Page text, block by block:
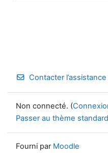
Contacter
Non connecté. (
Passer au thème standard
Fourni par Moodle